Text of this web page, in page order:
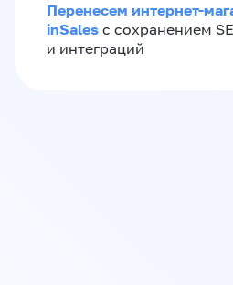
Перенесем интернет-
inSales с сохранением
и интеграций